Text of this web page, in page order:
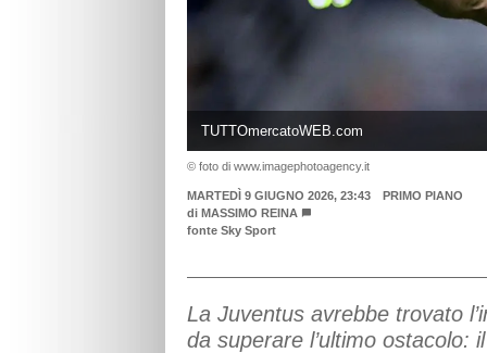
TUTTOmercatoWEB.com
© foto di www.imagephotoagency.it
MARTEDÌ 9 GIUGNO 2026, 23:43
PRIMO PIANO
di MASSIMO REINA
fonte Sky Sport
La Juventus avrebbe trovato
da superare l’ultimo ostacolo: